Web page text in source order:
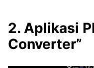
2. Aplikasi
Converter”